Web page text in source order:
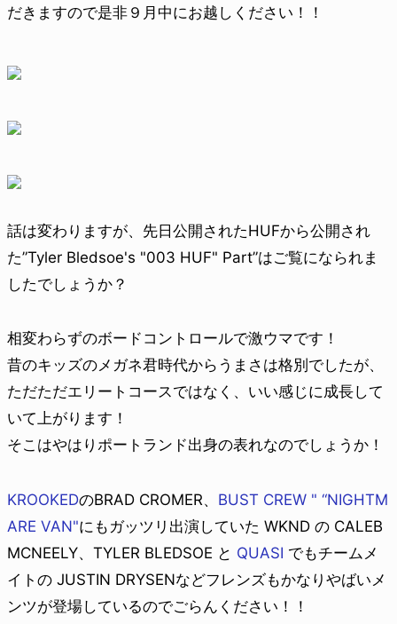
だきますので是非９月中にお越しください！！
話は変わりますが、先日公開されたHUFから公開され
た”Tyler Bledsoe's "003 HUF" Part”はご覧になられま
したでしょうか？
相変わらずのボードコントロールで激ウマです！
昔のキッズのメガネ君時代からうまさは格別でしたが、
ただただエリートコースではなく、いい感じに成長して
いて上がります！
そこはやはりポートランド出身の表れなのでしょうか！
KROOKEDのBRAD CROMER、 BUST CREW " “NIGHTM
ARE VAN"にもガッツリ出演していた WKND の CALEB
MCNEELY、TYLER BLEDSOE と QUASI でもチームメ
イトの JUSTIN DRYSENなどフレンズもかなりやばいメ
ンツが登場しているのでごらんください！！